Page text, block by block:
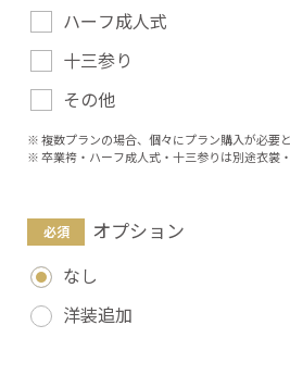
ハーフ成人式
十三参り
その他
複数プランの場合、個々にプラン購入が必要と
卒業袴・ハーフ成人式・十三参りは別途衣裳
オプション
なし
洋装追加